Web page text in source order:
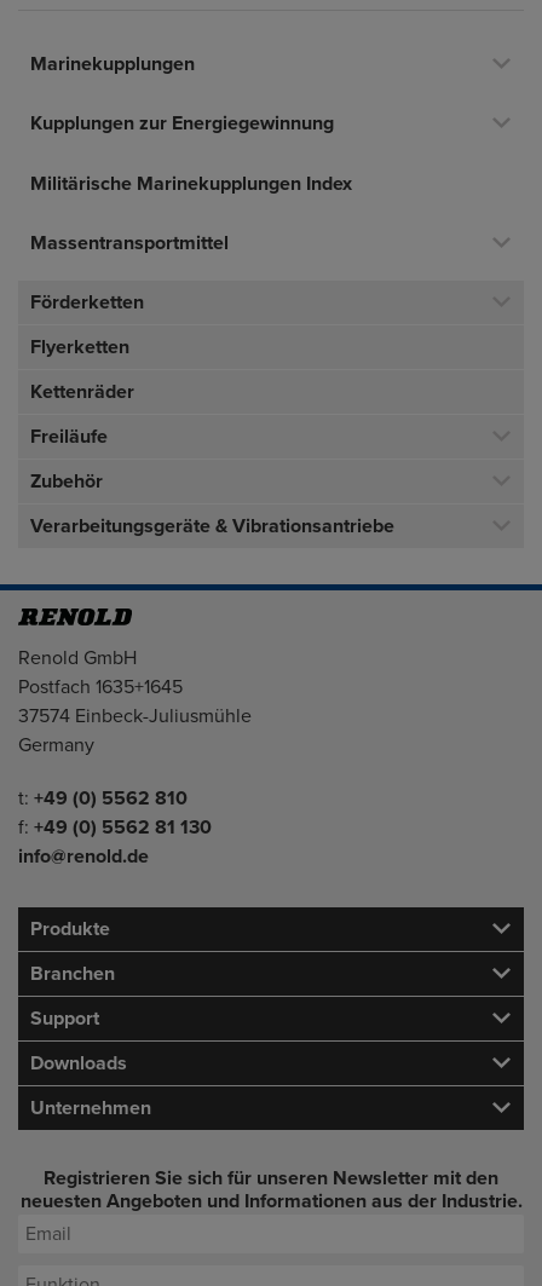
Marinekupplungen
Kupplungen zur Energiegewinnung
Militärische Marinekupplungen Index
Massentransportmittel
Förderketten
Flyerketten
Kettenräder
Freiläufe
Zubehör
Verarbeitungsgeräte & Vibrationsantriebe
Adresse
Renold GmbH
Postfach 1635+1645
37574 Einbeck-Juliusmühle
Germany
Telefon/Fax
t: +49 (0) 5562 810
f: +49 (0) 5562 81 130
info@renold.de
Produkte
Branchen
Support
Downloads
Unternehmen
Registrieren Sie sich für unseren Newsletter mit den
neuesten Angeboten und Informationen aus der Industrie.